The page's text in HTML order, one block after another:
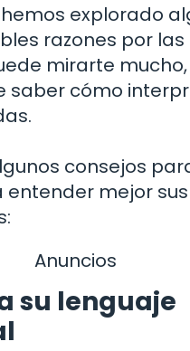
explorado
razones por las
mirarte mucho,
saber cómo
consejos
entender mejor sus
Anuncios
su lenguaje